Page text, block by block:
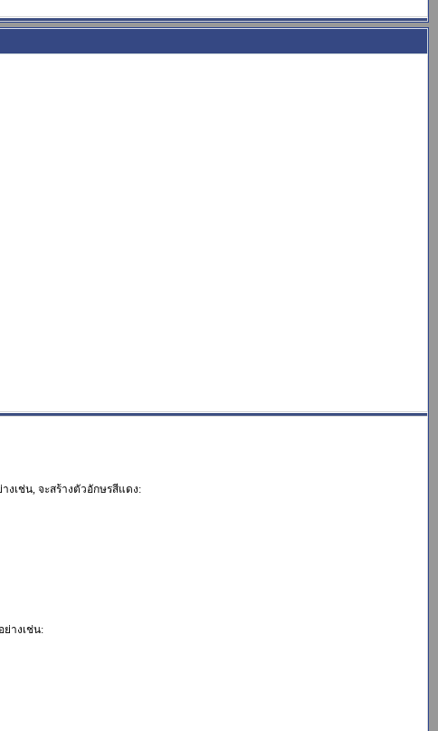
างเช่น, จะสร้างตัวอักษรสีแดง:
ย่างเช่น: